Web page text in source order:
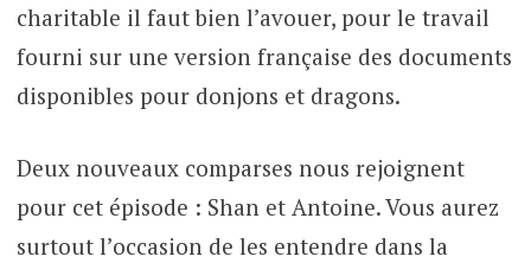
charitable il faut bien l’avouer, pour le travail
fourni sur une version française des documents
disponibles pour donjons et dragons.
Deux nouveaux comparses nous rejoignent
pour cet épisode : Shan et Antoine. Vous aurez
surtout l’occasion de les entendre dans la